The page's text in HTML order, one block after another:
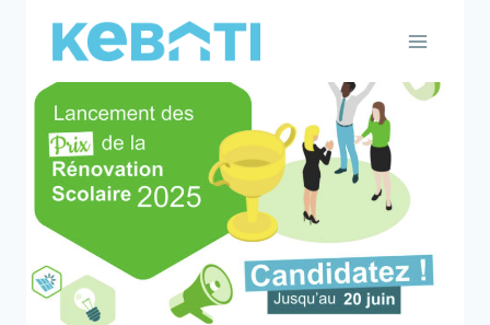
contenu